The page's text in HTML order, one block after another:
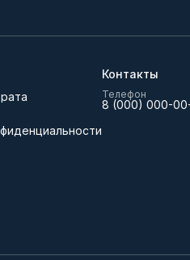
Контакты
Телефон
8 (000) 000-